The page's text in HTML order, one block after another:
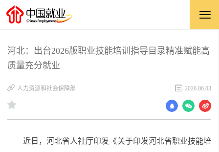
河北：出台2026版职业技能培训指导目录精准赋能高
质量充分就业
人力资源和社会保障部 2026.06.03
近日，河北省人社厅印发《关于印发河北省职业技能培